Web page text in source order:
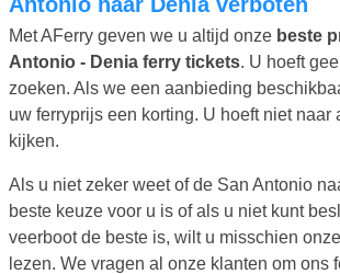
Met AFerry geven we u altijd onze beste
Antonio - Denia ferry tickets. U hoeft
zoeken. Als we een aanbieding
uw ferryprijs een korting. U hoeft niet naar
kijken.
Als u niet zeker weet of de San Antonio
beste keuze voor u is of als u niet kunt
veerboot de beste is, wilt u misschien
lezen. We vragen al onze klanten om ons